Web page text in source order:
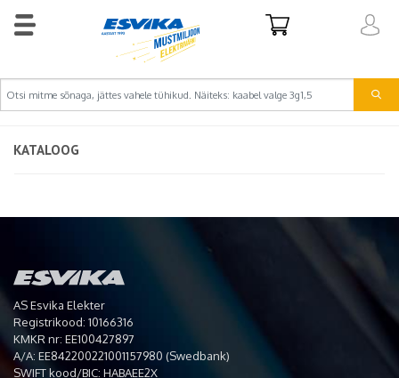
KATALOOG
AS Esvika Elekter
Registrikood: 10166316
KMKR nr: EE100427897
A/A: EE842200221001157980 (Swedbank)
SWIFT kood/BIC: HABAEE2X